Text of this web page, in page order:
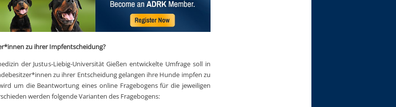
zu ihrer Impfentscheidung?
der Justus-Liebig-Universität Gießen entwickelte Umfrage soll in
zu ihrer Entscheidung gelangen ihre Hunde impfen zu
um die Beantwortung eines online Fragebogens für die jeweiligen
werden folgende Varianten des Fragebogens: